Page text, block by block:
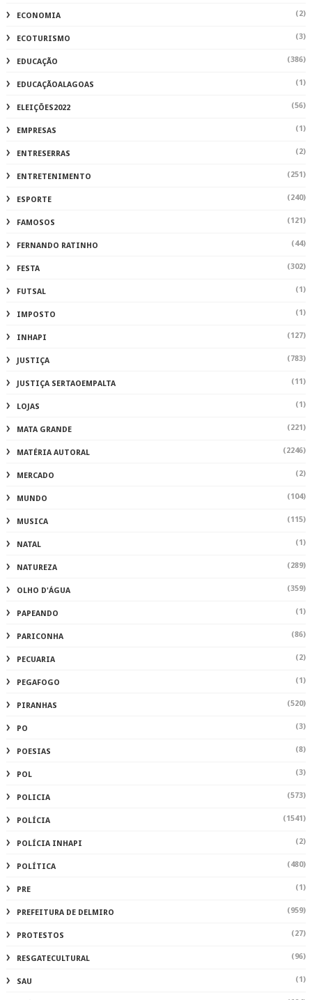
ECONOMIA (2)
ECOTURISMO (3)
EDUCAÇÃO (386)
EDUCAÇÃOALAGOAS (1)
ELEIÇÕES2022 (56)
EMPRESAS (1)
ENTRESERRAS (2)
ENTRETENIMENTO (251)
ESPORTE (240)
FAMOSOS (121)
FERNANDO RATINHO (44)
FESTA (302)
FUTSAL (1)
IMPOSTO (1)
INHAPI (127)
JUSTIÇA (783)
JUSTIÇA SERTAOEMPALTA (11)
LOJAS (1)
MATA GRANDE (221)
MATÉRIA AUTORAL (2246)
MERCADO (2)
MUNDO (104)
MUSICA (115)
NATAL (1)
NATUREZA (289)
OLHO D'ÁGUA (359)
PAPEANDO (1)
PARICONHA (86)
PECUARIA (2)
PEGAFOGO (1)
PIRANHAS (520)
PO (3)
POESIAS (8)
POL (3)
POLICIA (573)
POLÍCIA (1541)
POLÍCIA INHAPI (2)
POLÍTICA (480)
PRE (1)
PREFEITURA DE DELMIRO (959)
PROTESTOS (27)
RESGATECULTURAL (96)
SAU (1)